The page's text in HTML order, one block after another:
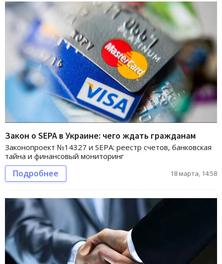
Закон о SEPA в Украине: чего ждать гражданам
Законопроект №14327 и SEPA: реестр счетов, банковская
тайна и финансовый мониторинг
Подробнее 18 марта, 14:58